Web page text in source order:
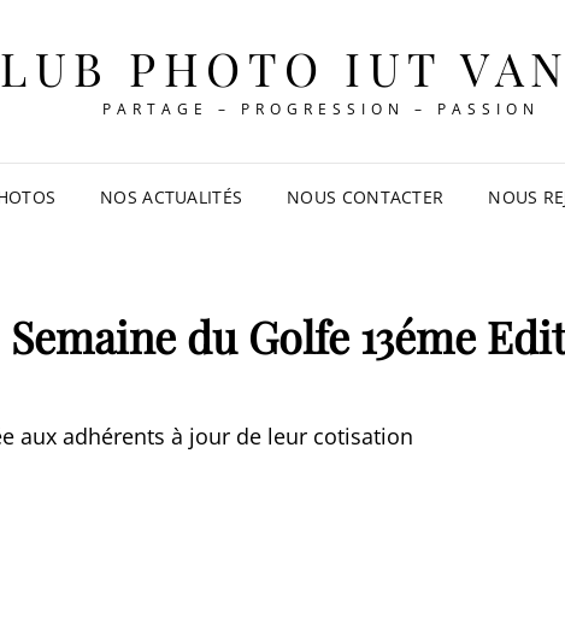
PHOTO IUT
PARTAGE – PROGRESSION – PASSION
NOS ACTUALITÉS NOUS CONTACTER NOUS
Semaine du Golfe 13éme
aux adhérents à jour de leur cotisation